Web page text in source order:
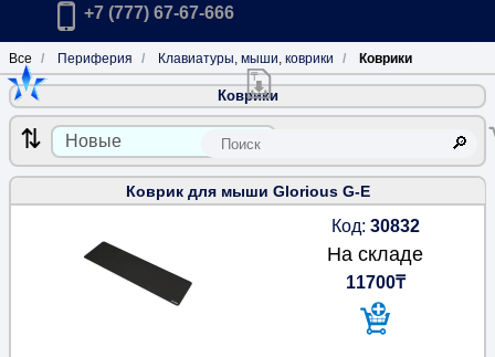
ГлавнаяПозвонить в компанию по телефону:
+7 (777) 67-67-666
Скачать прайс-лист розничных
Все Периферия Клавиатуры, мыши, коврики Коврики
Коврики
Коврик для мыши Glorious G-E
Код: 30832
На складе
11700₸